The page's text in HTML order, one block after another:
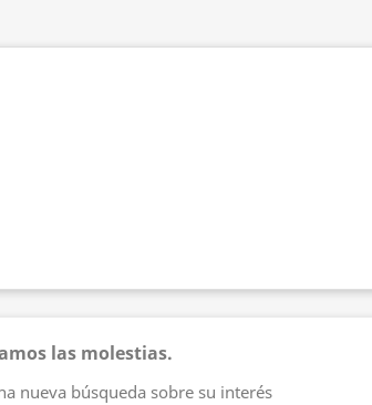
las molestias.
nueva búsqueda sobre su interés